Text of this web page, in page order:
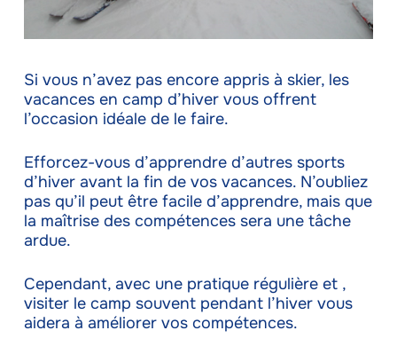
Si vous n’avez pas encore appris à skier, les
vacances en camp d’hiver vous offrent
l’occasion idéale de le faire.
Efforcez-vous d’apprendre d’autres sports
d’hiver avant la fin de vos vacances. N’oubliez
pas qu’il peut être facile d’apprendre, mais que
la maîtrise des compétences sera une tâche
ardue.
Cependant, avec une pratique régulière et ,
visiter le camp souvent pendant l’hiver vous
aidera à améliorer vos compétences.